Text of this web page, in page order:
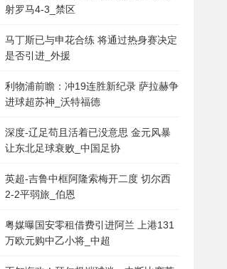
射罗马4-3_禁区
马丁斯已与申花合练 将通过热身赛决定
是否引进_外援
利物浦前瞻：冲19连胜新纪录 萨拉赫争
进球超苏神_沃特福德
深度-辽足苟且活着已没意思 金元风暴
让东北足球衰败_中国足协
英超-吉鲁中框阿隆索梅开二度 切尔西
2-2平弱旅_伯恩
粤媒曝国安零租借费引进阿兰 上港131
万欧元购中乙小将_中超